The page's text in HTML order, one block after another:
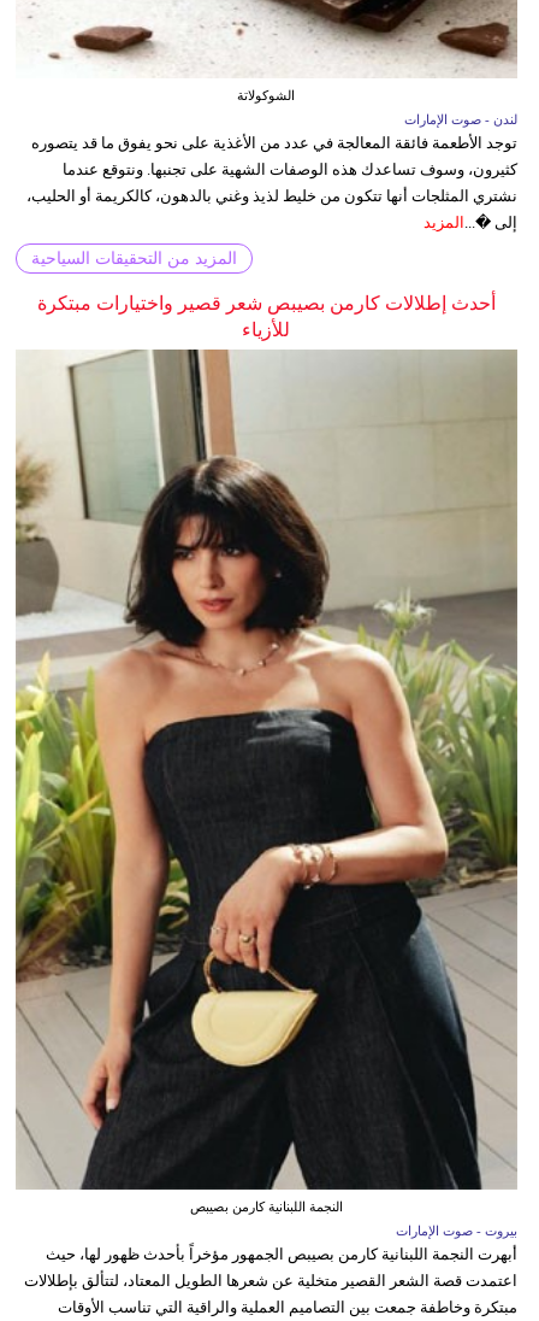
الشوكولاتة
لندن - صوت الإمارات
توجد الأطعمة فائقة المعالجة في عدد من الأغذية على نحو يفوق ما قد يتصوره
كثيرون، وسوف تساعدك هذه الوصفات الشهية على تجنبها. ونتوقع عندما
نشتري المثلجات أنها تتكون من خليط لذيذ وغني بالدهون، كالكريمة أو الحليب،
إلى �... المزيد
المزيد من التحقيقات السياحية
أحدث إطلالات كارمن بصيبص شعر قصير واختيارات مبتكرة
للأزياء
النجمة اللبنانية كارمن بصيبص
بيروت - صوت الإمارات
أبهرت النجمة اللبنانية كارمن بصيبص الجمهور مؤخراً بأحدث ظهور لها، حيث
اعتمدت قصة الشعر القصير متخلية عن شعرها الطويل المعتاد، لتتألق بإطلالات
مبتكرة وخاطفة جمعت بين التصاميم العملية والراقية التي تناسب الأوقات